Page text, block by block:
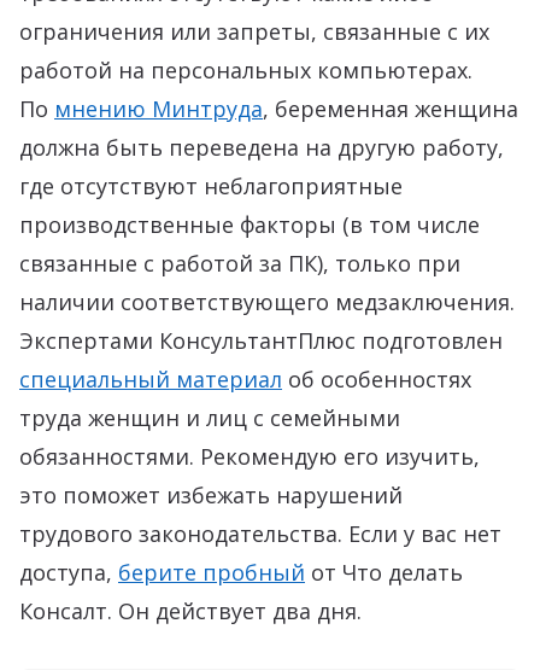
ограничения или запреты, связанные с их
работой на персональных компьютерах.
По мнению Минтруда, беременная женщина
должна быть переведена на другую работу,
где отсутствуют неблагоприятные
производственные факторы (в том числе
связанные с работой за ПК), только при
наличии соответствующего медзаключения.
Экспертами КонсультантПлюс подготовлен
специальный материал об особенностях
труда женщин и лиц с семейными
обязанностями. Рекомендую его изучить,
это поможет избежать нарушений
трудового законодательства. Если у вас нет
доступа, берите пробный от Что делать
Консалт. Он действует два дня.